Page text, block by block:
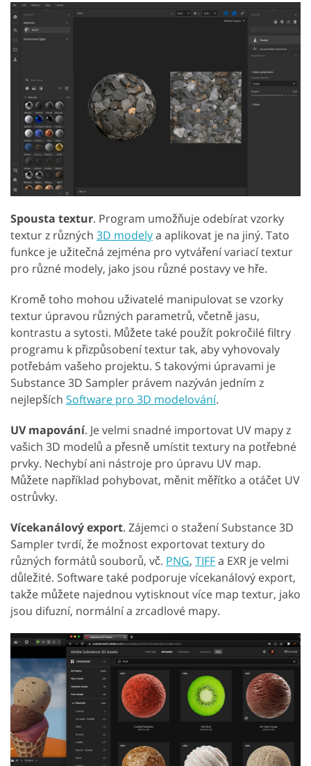
Spousta textur. Program umožňuje odebírat vzorky
textur z různých 3D modelya aplikovat je na jiný. Tato
funkce je užitečná zejména pro vytváření variací textur
pro různé modely, jako jsou různé postavy ve hře.
Kromě toho mohou uživatelé manipulovat se vzorky
textur úpravou různých parametrů, včetně jasu,
kontrastu a sytosti. Můžete také použít pokročilé filtry
programu k přizpůsobení textur tak, aby vyhovovaly
potřebám vašeho projektu. S takovými úpravami je
Substance 3D Sampler právem nazýván jedním z
nejlepších Software pro 3D modelování.
UV mapování. Je velmi snadné importovat UV mapy z
vašich 3D modelů a přesně umístit textury na potřebné
prvky. Nechybí ani nástroje pro úpravu UV map.
Můžete například pohybovat, měnit měřítko a otáčet UV
ostrůvky.
Vícekanálový export. Zájemci o stažení Substance 3D
Sampler tvrdí, že možnost exportovat textury do
různých formátů souborů, vč. PNG, TIFFa EXR je velmi
důležité. Software také podporuje vícekanálový export,
takže můžete najednou vytisknout více map textur, jako
jsou difuzní, normální a zrcadlové mapy.